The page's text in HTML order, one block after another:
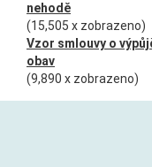
nehodě
(15,505 x zobrazeno)
Vzor smlouvy o
obav
(9,890 x zobrazeno)